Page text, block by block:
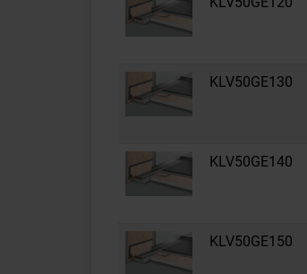
KLV50GE130
KLV50GE140
KLV50GE150